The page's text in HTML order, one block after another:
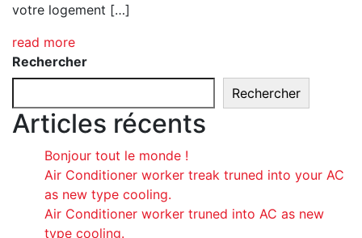
votre logement […]
read more
Rechercher
Rechercher
Articles récents
Bonjour tout le monde !
Air Conditioner worker treak truned into your AC
as new type cooling.
Air Conditioner worker truned into AC as new
type cooling.